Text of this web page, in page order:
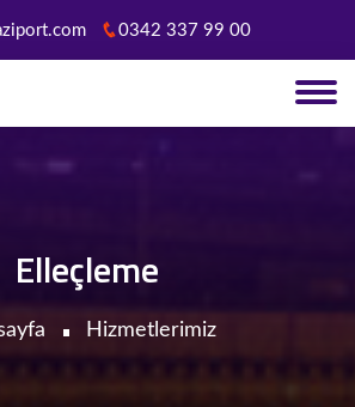
0342 337 99 00
Elleçleme
Hizmetlerimiz